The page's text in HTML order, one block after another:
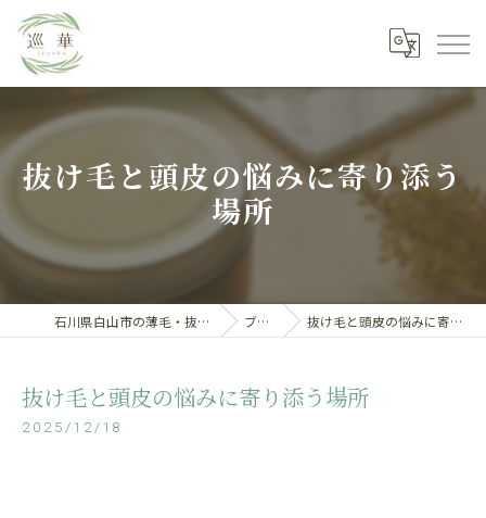
抜け毛と頭皮の悩みに寄り添う
場所
石川県白山市の薄毛・抜け毛専門店 ブログ 抜け毛と頭皮の悩みに寄り添う場所
抜け毛と頭皮の悩みに寄り添う場所
2025/12/18